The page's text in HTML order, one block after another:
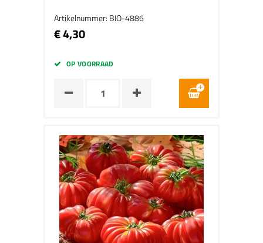
Artikelnummer: BIO-4886
€ 4,30
OP VOORRAAD